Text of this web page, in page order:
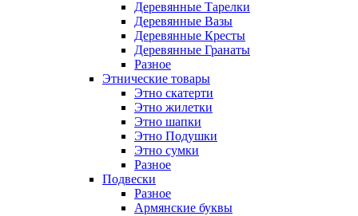
Деревянные Тарелки
Деревянные Вазы
Деревянные Кресты
Деревянные Гранаты
Разное
Этнические товары
Этно скатерти
Этно жилетки
Этно шапки
Этно Подушки
Этно сумки
Разное
Подвески
Разное
Армянские буквы